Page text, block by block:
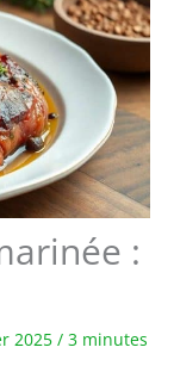
:
2025 / 3 minutes